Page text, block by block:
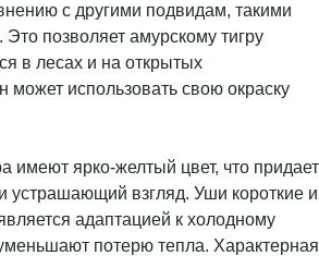
с другими подвидам, такими
Это позволяет амурскому тигру
в лесах и на открытых
может использовать свою окраску
имеют ярко-желтый цвет, что придает
устрашающий взгляд. Уши короткие и
адаптацией к холодному
потерю тепла. Характерная